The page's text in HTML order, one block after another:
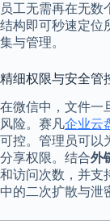
员工无需再在无数
结构即可秒速定位
集与管理。
精细权限与安全管
在微信中，文件一
风险。赛凡企业云
可控。管理员可以
分享权限。结合外
和访问次数，并支
中的二次扩散与泄